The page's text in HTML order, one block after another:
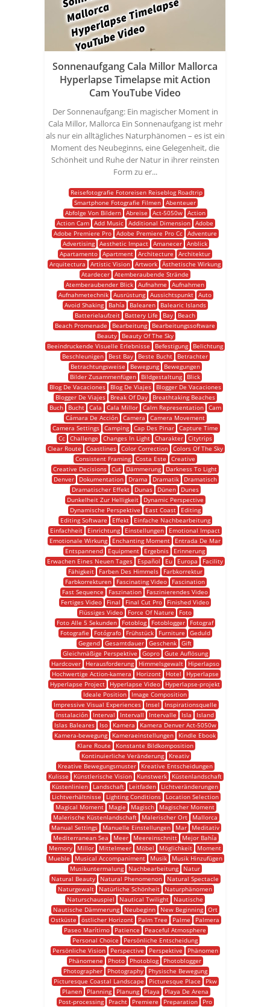
Sonnenaufgang Cala Millor Mallorca
Hyperlapse Timelapse mit Action
Cam YouTube Video
Der Sonnenaufgang: Ein magischer Moment in
Cala Millor, Mallorca Ein Sonnenaufgang ist mehr
als nur ein alltägliches Naturphänomen – es ist ein
Moment des Neubeginns, eine Gelegenheit, die
Schönheit und Ruhe der Natur in ihrer reinsten
Form zu er...
Reisefotografie Fotoreisen Reiseblog Roadtrip
Smartphone Fotografie Filmen Abenteuer
Abfolge Von Bildern
Abreise Act-5050w
Action
Action Cam Add Music Additional Dimension Adobe
Adobe Premiere Pro
Adobe Premiere Pro Cc
Adventure
Advertising Aesthetic Impact Amanecer Anblick
Apartamento Apartment Architecture
Architektur
Arquitectura
Artistic Vision Artwork Ästhetische Wirkung
Atardecer Atemberaubende Strände
Atemberaubender Blick Aufnahme
Aufnahmen
Aufnahmetechnik Ausrüstung Aussichtspunkt Auto
Avoid Shaking
Bahía Balearen
Balearic Islands
Batterielaufzeit
Battery Life Bay
Beach
Beach Promenade
Bearbeitung
Bearbeitungssoftware
Beauty
Beauty Of The Sky
Beeindruckende Visuelle Erlebnisse
Befestigung
Belichtung
Beschleunigen
Best Bay Beste Bucht
Betrachter
Betrachtungsweise
Bewegung
Bewegungen
Bilder Zusammenfügen
Bildgestaltung
Blick
Blog De Vacaciones
Blog De Viajes
Blogger De Vacaciones
Blogger De Viajes
Break Of Day
Breathtaking Beaches
Buch
Bucht Cala Cala Millor Calm Representation
Cam
Cámara De Acción
Camera
Camera Movement
Camera Settings
Camping Cap Des Pinar
Capture Time
Cc
Challenge Changes In Light Charakter
Citytrips
Clear Route
Coastlines Color Correction
Colors Of The Sky
Consistent Framing
Costa Este
Creative
Creative Decisions Cut Dämmerung
Darkness To Light
Denver
Dokumentation Drama Dramatik
Dramatisch
Dramatischer Effekt
Dunas Dünen
Dunes
Dunkelheit Zur Helligkeit
Dynamic Perspective
Dynamische Perspektive
East Coast
Editing
Editing Software
Effekt
Einfache Nachbearbeitung
Einfachheit
Einrichtung Einstellungen
Emotional Impact
Emotionale Wirkung
Enchanting Moment
Entrada De Mar
Entspannend
Equipment Ergebnis
Erinnerung
Erwachen Eines Neuen Tages
Español Eu Europa
Facility
Fähigkeit
Farben Des Himmels
Farbkorrektur
Farbkorrekturen
Fascinating Video
Fascination
Fast Sequence
Faszination
Faszinierendes Video
Fertiges Video
Final Final Cut Pro
Finished Video
Flüssiges Video
Force Of Nature
Foto
Foto Alle 5 Sekunden
Fotoblog Fotoblogger
Fotograf
Fotografie
Fotógrafo Frühstück Furniture
Geduld
Gegend Gesamtdauer Geschenk Gift
Gleichmäßige Perspektive
Gopro
Gute Auflösung
Hardcover
Herausforderung Himmelsgewalt
Hiperlapso
Hochwertige Action-kamera
Horizont Hotel
Hyperlapse
Hyperlapse Project
Hyperlapse Video
Hyperlapse-projekt
Ideale Position
Image Composition
Impressive Visual Experiences
Insel
Inspirationsquelle
Instalación
Interval Intervall Intervalle Isla
Island
Islas Baleares
Iso Kamera
Kamera Denver Act-5050w
Kamera-bewegung
Kameraeinstellungen
Kindle Ebook
Klare Route
Konstante Bildkomposition
Kontinuierliche Veränderung
Kreativ
Kreative Bewegungsmuster
Kreative Entscheidungen
Kulisse
Künstlerische Vision Kunstwerk
Küstenlandschaft
Küstenlinien
Landschaft Leitfaden
Lichtveränderungen
Lichtverhältnisse
Lighting Conditions
Location Selection
Magical Moment
Magie Magisch
Magischer Moment
Malerische Küstenlandschaft
Malerischer Ort
Mallorca
Manual Settings
Manuelle Einstellungen Mar
Meditativ
Mediterranean Sea
Meer Meereinschnitt
Mejor Bahía
Memory
Millor Mittelmeer Möbel Möglichkeit
Moment
Mueble
Musical Accompaniment Musik
Musik Hinzufügen
Musikuntermalung
Nachbearbeitung
Natur
Natural Beauty
Natural Phenomenon
Natural Spectacle
Naturgewalt
Natürliche Schönheit
Naturphänomen
Naturschauspiel
Nautical Twilight
Nautische
Nautische Dämmerung
Neubeginn New Beginning
Ort
Ostküste
östlicher Horizont Palm Tree Palme
Palmera
Paseo Marítimo
Patience
Peaceful Atmosphere
Personal Choice
Persönliche Entscheidung
Persönliche Vision
Perspective Perspektive
Phänomen
Phänomene
Photo Photoblog
Photoblogger
Photographer
Photography
Physische Bewegung
Picturesque Coastal Landscape
Picturesque Place
Pkw
Planen
Planning Planung Playa
Playa De Arena
Post-processing
Pracht Premiere Preparation Pro